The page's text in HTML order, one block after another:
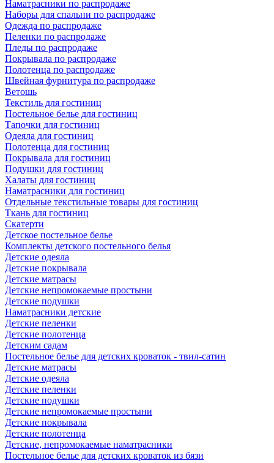
Наматрасники по распродаже
Наборы для спальни по распродаже
Одежда по распродаже
Пеленки по распродаже
Пледы по распродаже
Покрывала по распродаже
Полотенца по распродаже
Швейная фурнитура по распродаже
Ветошь
Текстиль для гостиниц
Постельное белье для гостиниц
Тапочки для гостиниц
Одеяла для гостиниц
Полотенца для гостиниц
Покрывала для гостиниц
Подушки для гостиниц
Халаты для гостиниц
Наматрасники для гостиниц
Отдельные текстильные товары для гостиниц
Ткань для гостиниц
Скатерти
Детское постельное белье
Комплекты детского постельного белья
Детские одеяла
Детские покрывала
Детские матрасы
Детские непромокаемые простыни
Детские подушки
Наматрасники детские
Детские пеленки
Детские полотенца
Детским садам
Постельное белье для детских кроваток - твил-сатин
Детские матрасы
Детские одеяла
Детские пеленки
Детские подушки
Детские непромокаемые простыни
Детские покрывала
Детские полотенца
Детские, непромокаемые наматрасники
Постельное белье для детских кроваток из бязи